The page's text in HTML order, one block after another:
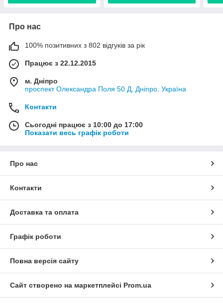
Про нас
100% позитивних з 802 відгуків за рік
Працює з 22.12.2015
м. Дніпро
проспект Олександра Поля 50 Д, Дніпро, Україна
Контакти
Сьогодні працює з 10:00 до 17:00
Показати весь графік роботи
Про нас
Контакти
Доставка та оплата
Графік роботи
Повна версія сайту
Сайт створено на маркетплейсі Prom.ua